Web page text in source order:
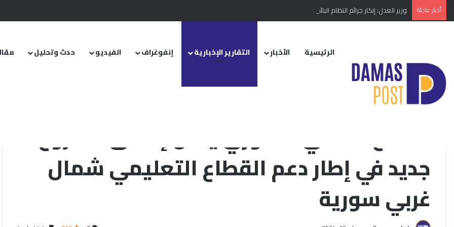
أخبار عاجلة وزير العدل: إنكار جرائم النظام البائد أو تبريرها مخالفة دستورية.. ومشروع قانون خاص إلى مجلس الشعب
الرئيسية الأخبار التقارير الإخبارية إنفوغراف الفيديو حدث وتحليل
الرئيسية/التقارير الإخبارية
الدفاع المدني السوري يعلن إطلاق مشروع جديد في إطار دعم القطاع التعليمي شمال غربي سورية
الدفاع المدني السوري يعلن إطلاق مشروع
جديد في إطار دعم القطاع التعليمي شمال
غربي سورية